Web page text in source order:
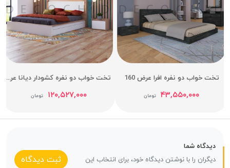
تخت خواب دو نفره افرا عرض 160
۴۳,۵۵۰,۰۰۰ تومان
تخت خواب دو نفره کشودار دیانا عرض 180
۱۲۰,۵۲۷,۰۰۰ تومان
دیدگاه شما
دیگران را با نوشتن دیدگاه خود، برای انتخاب این
ثبت دیدگاه